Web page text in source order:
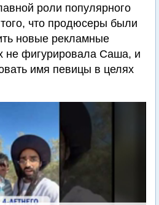
роли популярного
что продюсеры были
новые рекламные
не фигурировала Саша, и
имя певицы в целях